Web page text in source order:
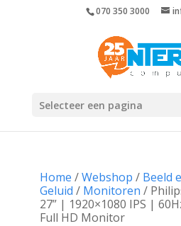
070 350 3000
Selecteer een pagina
Home /Webshop / Beeld
Geluid / Monitoren /
27” | 1920×1080 IPS |
Full HD Monitor